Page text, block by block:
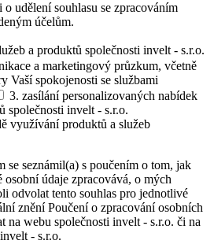
udělení souhlasu se zpracováním
účelům.
a produktů společnosti invelt - s.r.o.
a marketingový průzkum, včetně
Vaší spokojenosti se službami
3. zasílání personalizovaných nabídek
společnosti invelt - s.r.o.
využívání produktů a služeb
se seznámil(a) s poučením o tom, jak
osobní údaje zpracovává, o mých
odvolat tento souhlas pro jednotlivé
znění Poučení o zpracování osobních
na webu společnosti invelt - s.r.o. či na
- s.r.o.